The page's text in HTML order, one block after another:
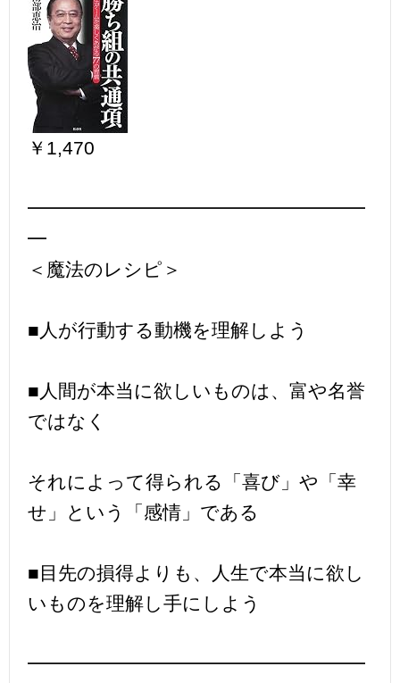
￥1,470
━━━━━━━━━━━━━━━━━━
━
＜魔法のレシピ＞
■人が行動する動機を理解しよう
■人間が本当に欲しいものは、富や名誉
ではなく
それによって得られる「喜び」や「幸
せ」という「感情」である
■目先の損得よりも、人生で本当に欲し
いものを理解し手にしよう
━━━━━━━━━━━━━━━━━━